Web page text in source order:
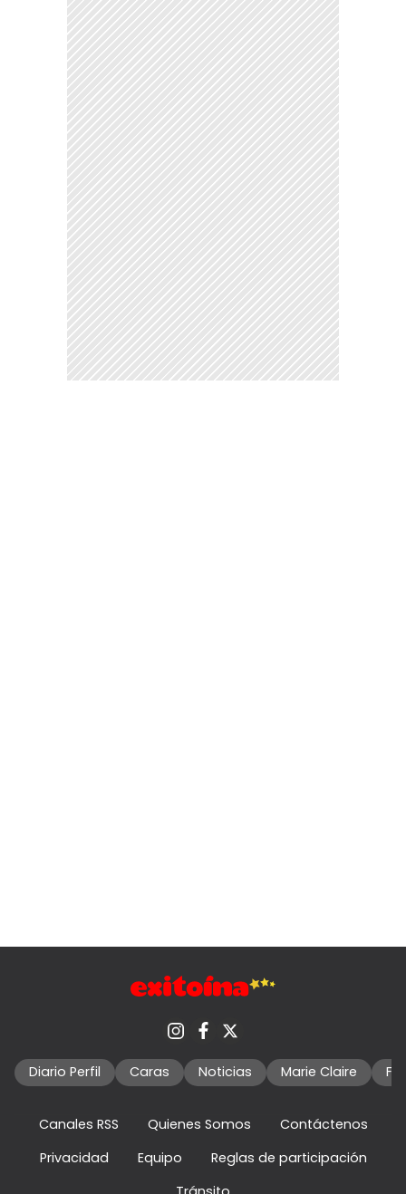
Diario Perfil Caras Noticias Marie Claire
Canales RSS Quienes Somos
Contáctenos
Privacidad
Equipo
Reglas de participación